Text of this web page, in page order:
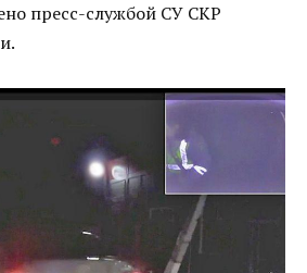
пресс-службой СУ СКР